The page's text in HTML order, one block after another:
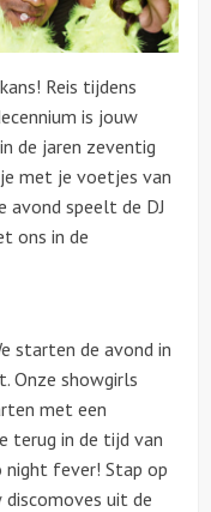
Reis tijdens
is jouw
de jaren zeventig
met je voetjes van
avond speelt de DJ
ons in de
starten de avond in
Onze showgirls
met een
terug in de tijd van
night fever! Stap op
uit de